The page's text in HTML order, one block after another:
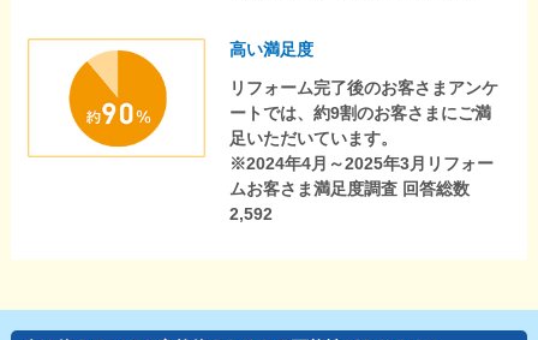
高い満足度
リフォーム完了後のお客さまアンケ
ートでは、約9割のお客さまにご満
足いただいています。
※2024年4月～2025年3月リフォー
ムお客さま満足度調査 回答総数
2,592